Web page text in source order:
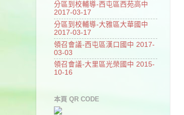
分區到校輔導-西屯區西苑高中
2017-03-17
分區到校輔導-大雅區大華國中
2017-03-17
領召會議-西屯區漢口國中 2017-
03-03
領召會議-大里區光榮國中 2015-
10-16
本頁 QR CODE